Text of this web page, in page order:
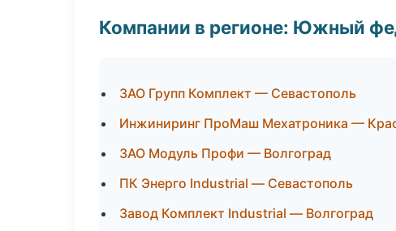
Компании в регионе: Южный
ЗАО Групп Комплект — Севастополь
Инжиниринг ПроМаш Мехатроника —
ЗАО Модуль Профи — Волгоград
ПК Энерго Industrial — Севастополь
Завод Комплект Industrial — Волгоград